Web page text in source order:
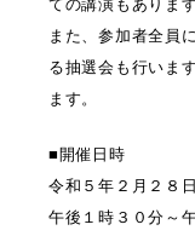
また、参加者全員
る抽選会も行いま
ます。
■開催日時
令和５年２月２８日
午後１時３０分～